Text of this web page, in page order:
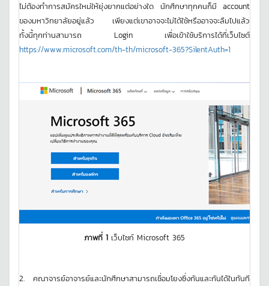
ไม่ต้องทำการสมัครใหม่ให้ยุ่งยากแต่อย่างใด นักศึกษาทุกคนก็มี account
ของมหาวิทยาลัยอยู่แล้ว เพียงแต่เขาอาจจะไม่ได้ใช้หรืออาจจะลืมไปแล้ว
ทั้งนี้ทุกท่านสามารถ Login เพื่อเข้าใช้บริการได้ที่เว็บไซต์
https://www.microsoft.com/th-th/microsoft-365?SilentAuth=1
ภาพที่ 1 เว็บไซท์ Microsoft 365
2. คณาจารย์อาจารย์และนักศึกษาสามารถเชื่อมโยงซึ่งกันและกันได้ในทันที